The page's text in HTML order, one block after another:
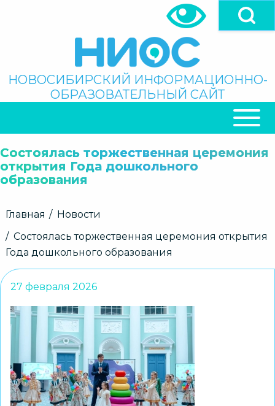
Поиск
НОВОСИБИРСКИЙ ИНФОРМАЦИОННО-
ОБРАЗОВАТЕЛЬНЫЙ САЙТ
НАВИГАЦИЯ
Состоялась торжественная церемония
открытия Года дошкольного
образования
Строка
Главная
Новости
Состоялась торжественная церемония открытия
Года дошкольного образования
27 февраля 2026